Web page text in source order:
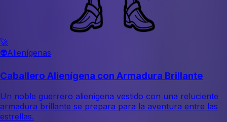
🚀
👽Alienígenas
Caballero Alienígena con Armadura Brillante
Un noble guerrero alienígena vestido con una reluciente
armadura brillante se prepara para la aventura entre las
estrellas.